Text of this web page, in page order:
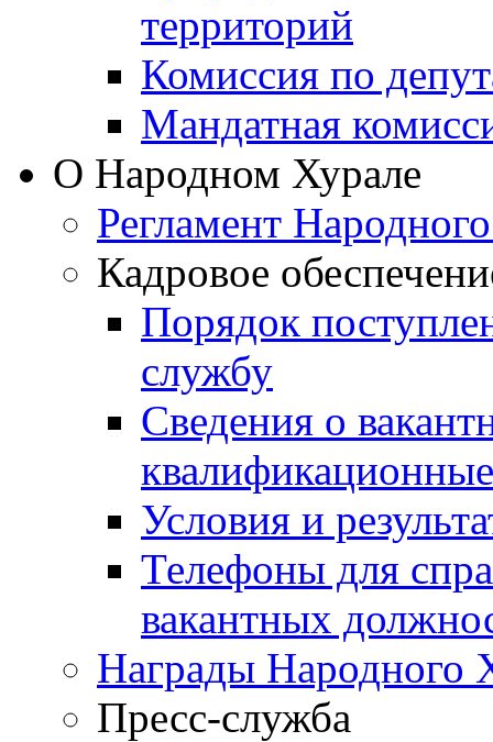
территорий
Комиссия по
Мандатная
О Народном Хурале
Регламент
Кадровое
Порядок
службу
Сведения о
Условия и
Телефоны для
вакантных
Награды Народного
Пресс-служба